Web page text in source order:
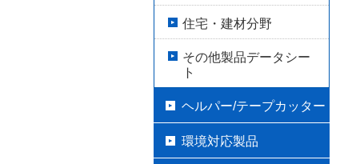
住宅・建材分野
その他製品データシー
ト
ヘルパー/テープカッター
環境対応製品